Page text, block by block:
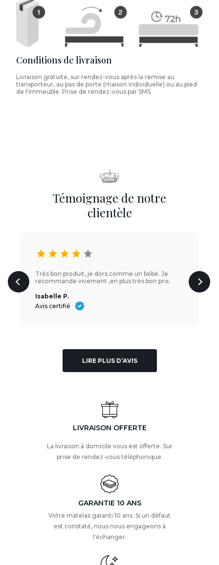
Conditions de livraison
Livraison gratuite, sur rendez-vous après la remise au
transporteur, au pas de porte (maison individuelle) ou au pied
de l'immeuble. Prise de rendez-vous par SMS.
Témoignage de notre
clientèle
star star star star star
Très bon produit, je dors comme un bébé. Je
recommande vivement ,en plus très bon prix.
Isabelle P.
Avis certifié
LIRE PLUS D’AVIS
LIVRAISON OFFERTE
La livraison à domicile vous est offerte. Sur
prise de rendez-vous téléphonique.
GARANTIE 10 ANS
Votre matelas garanti 10 ans. Si un défaut
est constaté, nous nous engageons à
l'échanger.